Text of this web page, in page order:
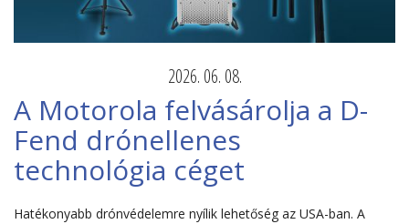
2026. 06. 08.
A Motorola felvásárolja a D-
Fend drónellenes
technológia céget
Hatékonyabb drónvédelemre nyílik lehetőség az USA-ban. A